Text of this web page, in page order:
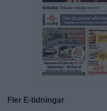
Fler E-tidningar